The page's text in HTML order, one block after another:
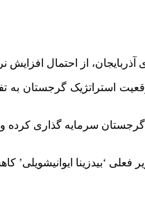
آذربایجان، از احتمال
بیش از 3 میلیارد دلار در اقتصاد